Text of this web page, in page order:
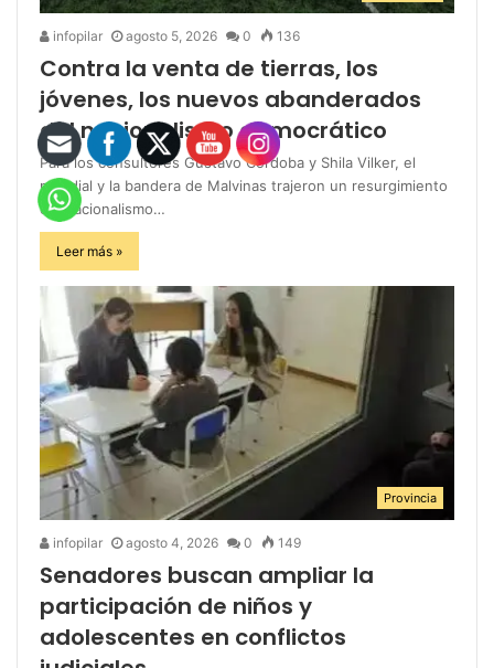
infopilar agosto 5, 2026 0 136
Contra la venta de tierras, los
jóvenes, los nuevos abanderados
del nacionalismo democrático
Para los consultores Gustavo Córdoba y Shila Vilker, el
mundial y la bandera de Malvinas trajeron un resurgimiento
del nacionalismo…
Leer más »
Provincia
infopilar agosto 4, 2026 0 149
Senadores buscan ampliar la
participación de niños y
adolescentes en conflictos